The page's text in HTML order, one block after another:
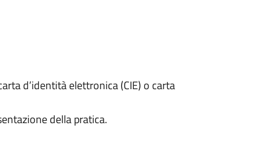
d’identità elettronica (CIE) o carta
della pratica.